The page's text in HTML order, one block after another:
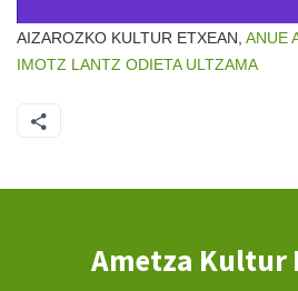
AIZAROZKO KULTUR ETXEAN, ANUE
IMOTZ LANTZ ODIETA ULTZAMA
Ametza Kultur